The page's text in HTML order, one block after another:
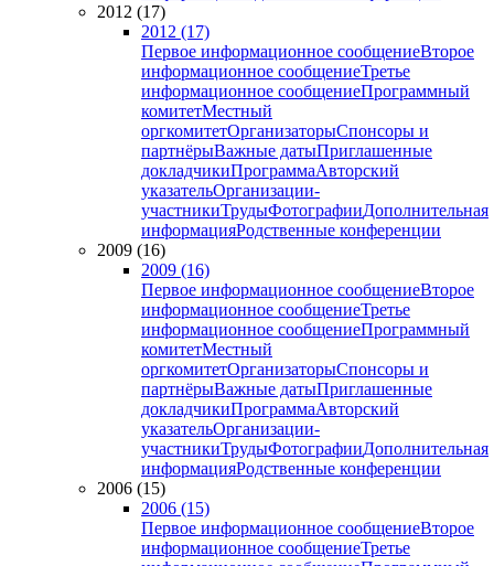
2012 (17)
2012 (17)
Первое информационное сообщениеВторое
информационное сообщениеТретье
информационное сообщениеПрограммный
комитетМестный
оргкомитетОрганизаторыСпонсоры и
партнёрыВажные датыПриглашенные
докладчикиПрограммаАвторский
указательОрганизации-
участникиТрудыФотографииДополнительная
информацияРодственные конференции
2009 (16)
2009 (16)
Первое информационное сообщениеВторое
информационное сообщениеТретье
информационное сообщениеПрограммный
комитетМестный
оргкомитетОрганизаторыСпонсоры и
партнёрыВажные датыПриглашенные
докладчикиПрограммаАвторский
указательОрганизации-
участникиТрудыФотографииДополнительная
информацияРодственные конференции
2006 (15)
2006 (15)
Первое информационное сообщениеВторое
информационное сообщениеТретье